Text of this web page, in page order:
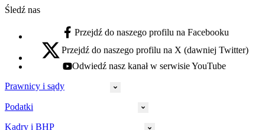
Śledź nas
facebook - otwiera się w nowej karcie
Przejdź do naszego profilu na Facebooku
x - otwiera się w nowej karcie
Przejdź do naszego profilu na X (dawniej Twitter)
youtube - otwiera się w nowej karcie
Odwiedź nasz kanał w serwisie YouTube
Prawnicy i sądy
Prawnicy
Podatki
Kadry i BHP